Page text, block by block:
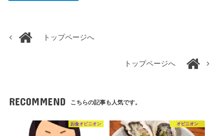
トップページへ
トップページへ
RECOMMEND こちらの記事も人気です。
お金オピニオン オピニオン